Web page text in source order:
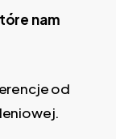
nam
od